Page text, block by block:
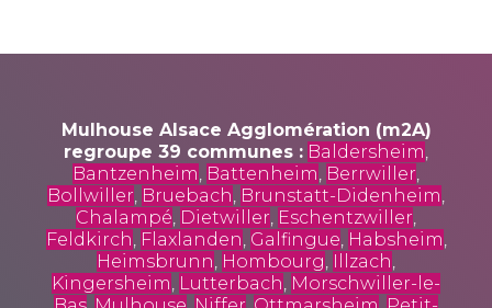
Mulhouse Alsace Agglomération (m2A)
regroupe 39 communes : Baldersheim,
Bantzenheim, Battenheim, Berrwiller,
Bollwiller, Bruebach, Brunstatt-Didenheim,
Chalampé, Dietwiller, Eschentzwiller,
Feldkirch, Flaxlanden, Galfingue, Habsheim,
Heimsbrunn, Hombourg, Illzach,
Kingersheim, Lutterbach, Morschwiller-le-